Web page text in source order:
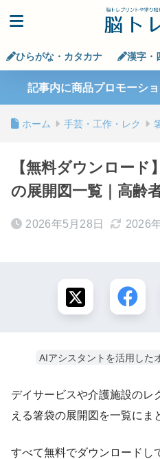
ひらがな・カタカナ 漢字・
記事内に商品プロモーシ
ホーム 手芸・工作・レク
【無料ダウンロード
の展開図一覧｜高齢
2026年5月28日 2026
AIアシスタントを活用した
デイサービスや介護施設のレ
える箸袋の展開図を一覧にま
すべて無料でダウンロードし